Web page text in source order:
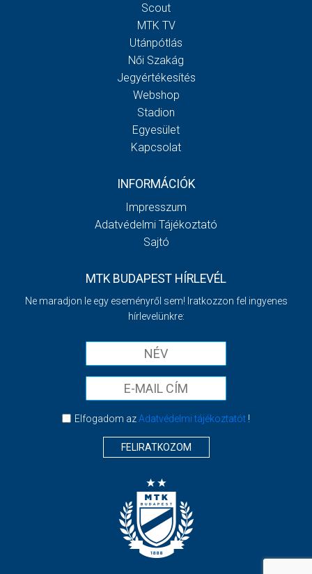
Scout
MTK TV
Utánpótlás
Női Szakág
Jegyértékesítés
Webshop
Stadion
Egyesület
Kapcsolat
INFORMÁCIÓK
Impresszum
Adatvédelmi Tájékoztató
Sajtó
MTK BUDAPEST HÍRLEVÉL
Ne maradjon le egy eseményről sem! Iratkozzon fel ingyenes
hírlevelünkre:
Elfogadom azAdatvédelmi tájékoztatót!
FELIRATKOZOM